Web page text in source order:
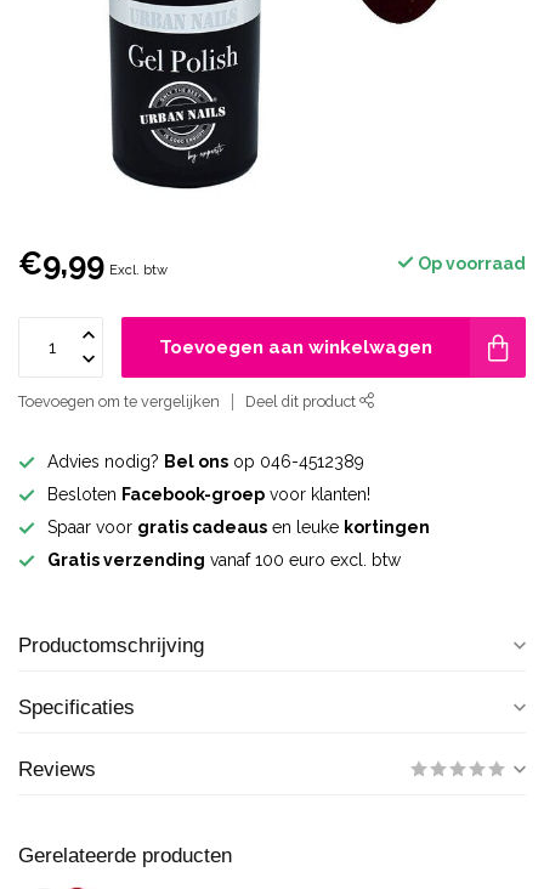
€9,99 Excl. btw Op voorraad
Toevoegen aan winkelwagen
Toevoegen om te vergelijken Deel dit product
Advies nodig? Bel ons op 046-4512389
Besloten Facebook-groep voor klanten!
Spaar voor gratis cadeaus en leuke kortingen
Gratis verzending vanaf 100 euro excl. btw
Productomschrijving
Specificaties
Reviews
Gerelateerde producten